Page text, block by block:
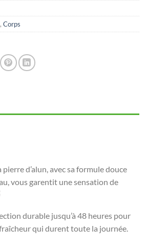
, Corps
d’alun, avec sa formule douce
vous garentit une sensation de
durable jusqu’à 48 heures pour
qui durent toute la journée.